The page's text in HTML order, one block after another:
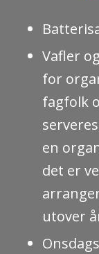
Vafler
for
fagfolk
en
det er
utover